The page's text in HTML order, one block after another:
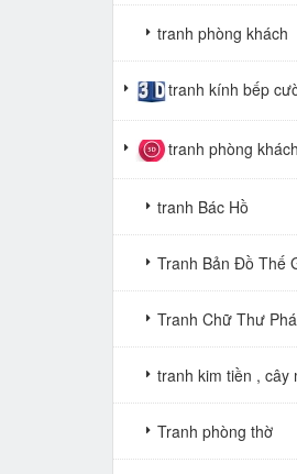
tranh phòng khách
tranh kính bếp
tranh phòng
tranh Bác Hồ
Tranh Bản Đồ Thế
Tranh Chữ Thư
tranh kim tiền , cây
Tranh phòng thờ